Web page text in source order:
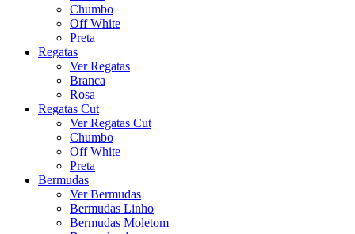
Chumbo
Off White
Preta
Regatas
Ver Regatas
Branca
Rosa
Regatas Cut
Ver Regatas Cut
Chumbo
Off White
Preta
Bermudas
Ver Bermudas
Bermudas Linho
Bermudas Moletom